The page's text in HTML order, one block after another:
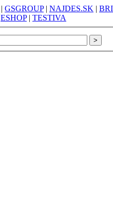
| GSGROUP| NAJDES.SK |
ESHOP| TESTIVA